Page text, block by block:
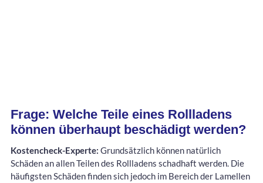
Frage: Welche Teile eines Rollladens
können überhaupt beschädigt werden?
Kostencheck-Experte: Grundsätzlich können natürlich
Schäden an allen Teilen des Rollladens schadhaft werden. Die
häufigsten Schäden finden sich jedoch im Bereich der Lamellen